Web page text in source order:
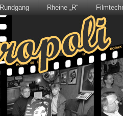
Rundgang Rheine „R“